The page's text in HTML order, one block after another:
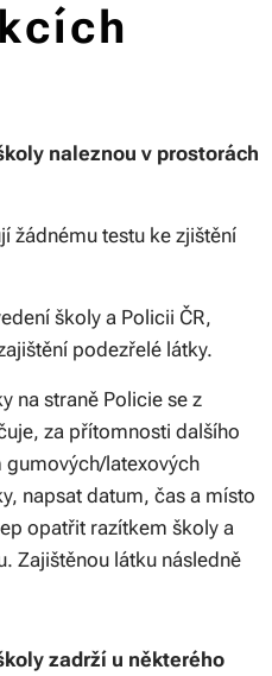
naleznou v prostorách
žádnému testu ke zjištění
školy a Policii ČR,
podezřelé látky.
na straně Policie se z
za přítomnosti dalšího
latexových
napsat datum, čas a místo
opatřit razítkem školy a
Zajištěnou látku následně
zadrží u některého